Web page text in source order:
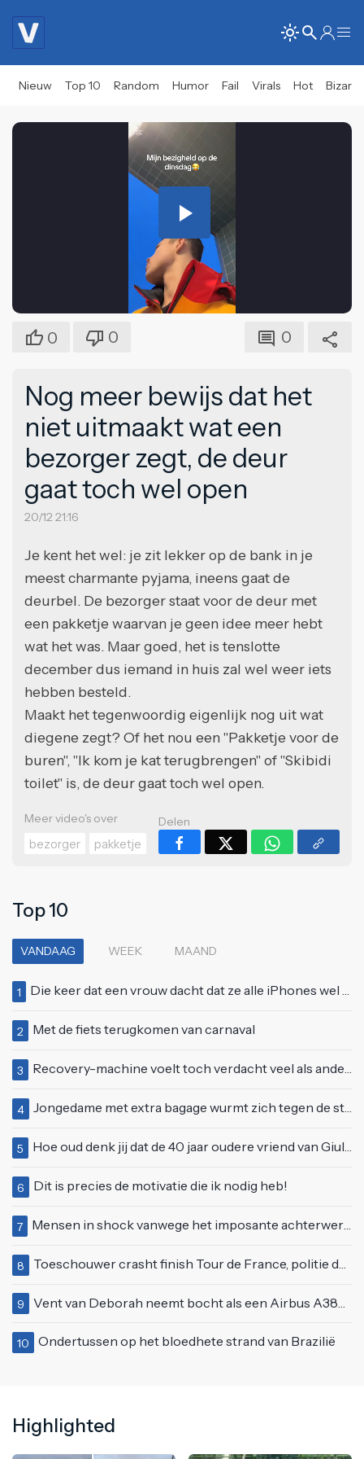
Nieuw Top 10 Random Humor Fail Virals Hot Bizar
Play
Video
0 0 0
Nog meer bewijs dat het
niet uitmaakt wat een
bezorger zegt, de deur
gaat toch wel open
20/12 21:16
Je kent het wel: je zit lekker op de bank in je
meest charmante pyjama, ineens gaat de
deurbel. De bezorger staat voor de deur met
een pakketje waarvan je geen idee meer hebt
wat het was. Maar goed, het is tenslotte
december dus iemand in huis zal wel weer iets
hebben besteld.
Maakt het tegenwoordig eigenlijk nog uit wat
diegene zegt? Of het nou een "Pakketje voor de
buren", "Ik kom je kat terugbrengen" of "Skibidi
toilet" is, de deur gaat toch wel open.
Meer video's over
bezorger
pakketje
Delen
Top 10
VANDAAG WEEK MAAND
1 Die keer dat een vrouw dacht dat ze alle iPhones wel op kon kopen
2 Met de fiets terugkomen van carnaval
3 Recovery-machine voelt toch verdacht veel als ander soort work-out
4 Jongedame met extra bagage wurmt zich tegen de stroom van de roltrap
5 Hoe oud denk jij dat de 40 jaar oudere vriend van Giulia is geworden?
6 Dit is precies de motivatie die ik nodig heb!
7 Mensen in shock vanwege het imposante achterwerk van Nelly Furtado
8 Toeschouwer crasht finish Tour de France, politie deelt bodycheck uit
9 Vent van Deborah neemt bocht als een Airbus A380 en klapt vol op tegenligger
10 Ondertussen op het bloedhete strand van Brazilië
Highlighted